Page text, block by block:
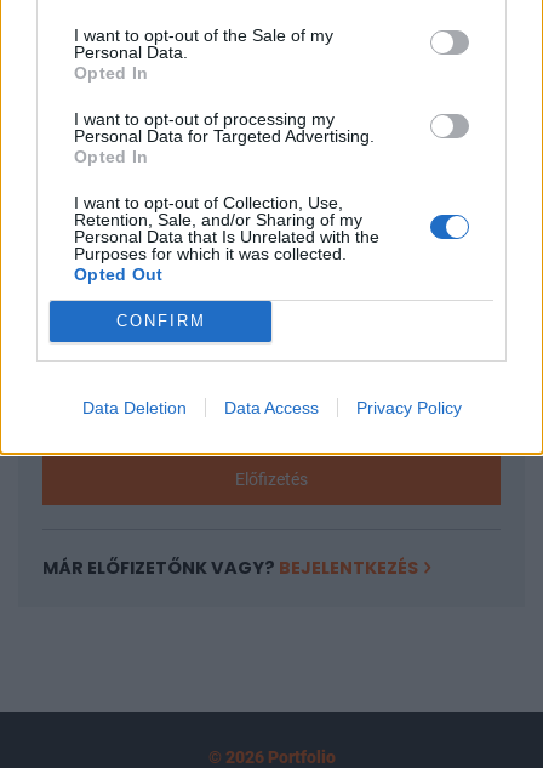
I want to opt-out of the Sale of my
Personal Data.
Opted In
I want to opt-out of processing my
Personal Data for Targeted Advertising.
Opted In
I want to opt-out of Collection, Use,
Retention, Sale, and/or Sharing of my
Personal Data that Is Unrelated with the
Purposes for which it was collected.
Opted Out
CONFIRM
Data Deletion Data Access Privacy Policy
Gazdaságfejlesztési és Innovációs Operatív Program
(GINOP) módosítását is. A változtatás értelmében a GINOP
A keresett cikk a portfolio.hu hírarchívumához
tartozik, melynek olvasása előfizetéses
regisztrációhoz kötött.
Az előfizetés a következőket tartalmazza:
Portfolio.hu teljes cikkarchívum
kötéslistái
Előfizetés
MÁR ELŐFIZETŐNK VAGY? BEJELENTKEZÉS
© 2026 Portfolio